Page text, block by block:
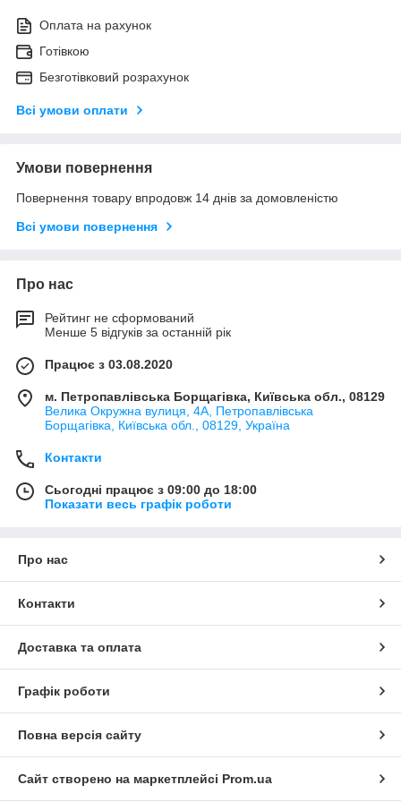
Оплата на рахунок
Готівкою
Безготівковий розрахунок
Всі умови оплати
Умови повернення
Повернення товару впродовж 14 днів за домовленістю
Всі умови повернення
Про нас
Рейтинг не сформований
Менше 5 відгуків за останній рік
Працює з 03.08.2020
м. Петропавлівська Борщагівка, Київська обл., 08129
Велика Окружна вулиця, 4А, Петропавлівська
Борщагівка, Київська обл., 08129, Україна
Контакти
Сьогодні працює з 09:00 до 18:00
Показати весь графік роботи
Про нас
Контакти
Доставка та оплата
Графік роботи
Повна версія сайту
Сайт створено на маркетплейсі Prom.ua